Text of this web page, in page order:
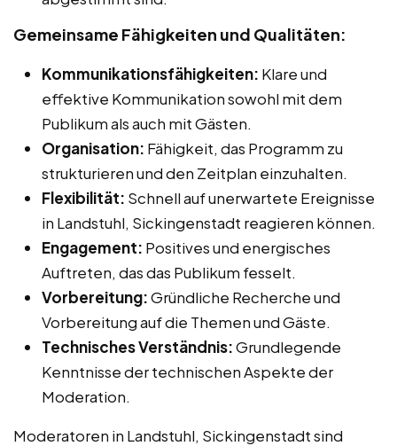
Gemeinsame Fähigkeiten und Qualitäten:
Kommunikationsfähigkeiten: Klare und
effektive Kommunikation sowohl mit dem
Publikum als auch mit Gästen.
Organisation: Fähigkeit, das Programm zu
strukturieren und den Zeitplan einzuhalten.
Flexibilität: Schnell auf unerwartete Ereignisse
in Landstuhl, Sickingenstadt reagieren können.
Engagement: Positives und energisches
Auftreten, das das Publikum fesselt.
Vorbereitung:Gründliche Recherche und
Vorbereitung auf die Themen und Gäste.
Technisches Verständnis:Grundlegende
Kenntnisse der technischen Aspekte der
Moderation.
Moderatoren in Landstuhl, Sickingenstadt sind